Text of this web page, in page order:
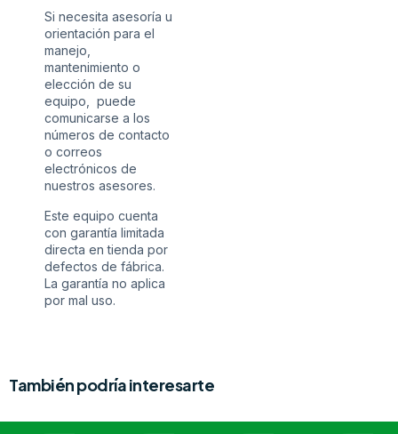
Si necesita asesoría u
orientación para el
manejo,
mantenimiento o
elección de su
equipo, puede
comunicarse a los
números de contacto
o correos
electrónicos de
nuestros asesores.
Este equipo cuenta
con garantía limitada
directa en tienda por
defectos de fábrica.
La garantía no aplica
por mal uso.
También podría interesarte